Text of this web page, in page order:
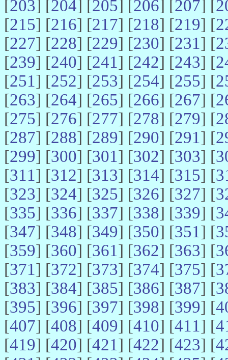
[203] [204] [205] [206] [207] [
[215] [216] [217] [218] [219] [
[227] [228] [229] [230] [231] [
[239] [240] [241] [242] [243] [
[251] [252] [253] [254] [255] [
[263] [264] [265] [266] [267] [
[275] [276] [277] [278] [279] [
[287] [288] [289] [290] [291] [
[299] [300] [301] [302] [303] [
[311] [312] [313] [314] [315] [
[323] [324] [325] [326] [327] [
[335] [336] [337] [338] [339] [
[347] [348] [349] [350] [351] [
[359] [360] [361] [362] [363] [
[371] [372] [373] [374] [375] [
[383] [384] [385] [386] [387] [
[395] [396] [397] [398] [399] [
[407] [408] [409] [410] [411] [
[419] [420] [421] [422] [423] [